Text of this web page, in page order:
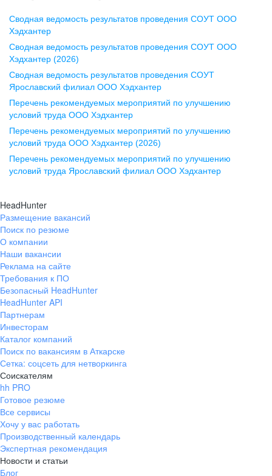
Воронеж
ул. Комиссаржевской, д. 10,
офис 1212
+7 473 280-05-05
pr@vrn.hh.ru
ул. Спартаковская, д. 2А, этаж 3,
помещение 15
+7 843 212-12-50
Екатеринбург
ул. Боевых Дружин, стр. 20,
+7 343 226-79-99
pr@ural.hh.ru
ул. Янковского, д. 169, 7 этаж,
706 каб.
+7 861 205-55-57
pr@krd.hh.ru
Владивосток
пер. Ланинский д. 4, офис 3.4
+7 423 202-33-28
pr@dv.hh.ru
Сводная ведомость результатов проведения СОУТ ООО
Хэдхантер
Сводная ведомость результатов проведения СОУТ ООО
Хэдхантер (2026)
Сводная ведомость результатов проведения СОУТ
Ярославский филиал ООО Хэдхантер
Перечень рекомендуемых мероприятий по улучшению
условий труда ООО Хэдхантер
Перечень рекомендуемых мероприятий по улучшению
условий труда ООО Хэдхантер (2026)
Перечень рекомендуемых мероприятий по улучшению
условий труда Ярославский филиал ООО Хэдхантер
HeadHunter
Размещение вакансий
Поиск по резюме
О компании
Наши вакансии
Реклама на сайте
Требования к ПО
Безопасный HeadHunter
HeadHunter API
Партнерам
Инвесторам
Каталог компаний
Поиск по вакансиям в Аткарске
Сетка: соцсеть для нетворкинга
Соискателям
hh PRO
Готовое резюме
Все сервисы
Хочу у вас работать
Производственный календарь
Экспертная рекомендация
Новости и статьи
Блог